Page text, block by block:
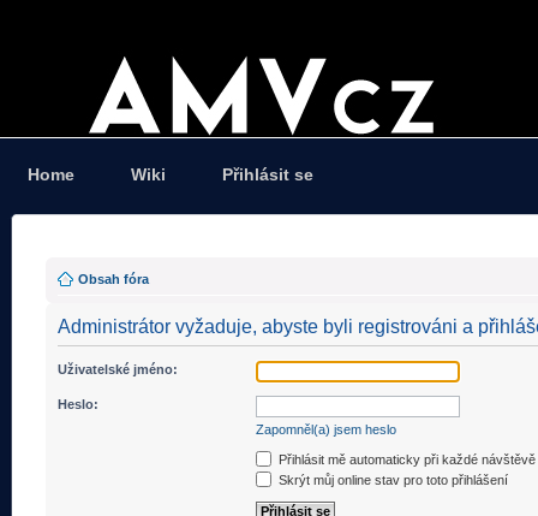
Home Wiki Přihlásit se
Obsah fóra
Administrátor vyžaduje, abyste byli registrováni a
Uživatelské jméno:
Heslo:
Zapomněl(a) jsem heslo
Přihlásit mě automaticky při každé návštěvě
Skrýt můj online stav pro toto přihlášení